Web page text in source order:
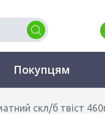
Покупцям
скл/б твіст